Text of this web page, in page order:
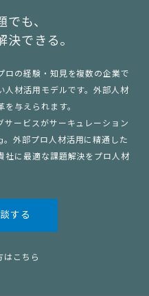
でも、
決できる。
ロの経験・知見を複数の企業で
人材活用モデルです。外部人材
与えられます。
サービスがサーキュレーション
外部プロ人材活用に精通した
社に最適な課題解決をプロ人材
する
はこちら